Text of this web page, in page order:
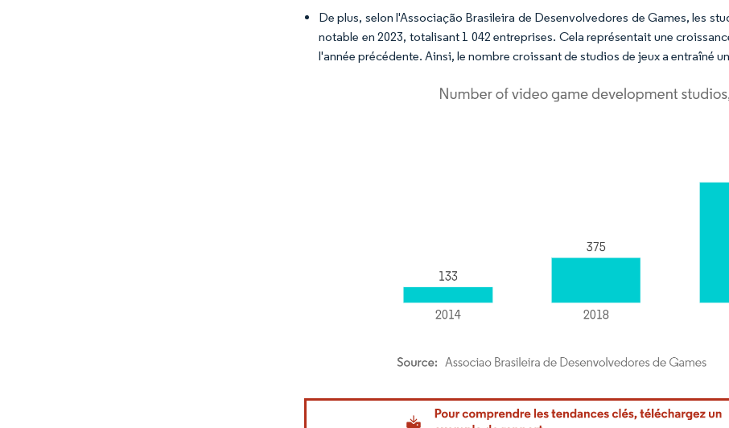
De plus, selon l'Associação Brasileira de Desenvolvedores de Games, les
notable en 2023, totalisant 1 042 entreprises. Cela représentait une
l'année précédente. Ainsi, le nombre croissant de studios de jeux a entraîné
Image © Mordor Intelligence. La réutilisation nécessite une attribution sous CC BY 4.0.